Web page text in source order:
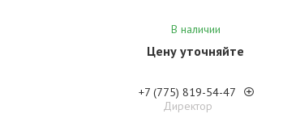
В наличии
Цену уточняйте
+7 (775) 819-54-47
Директор